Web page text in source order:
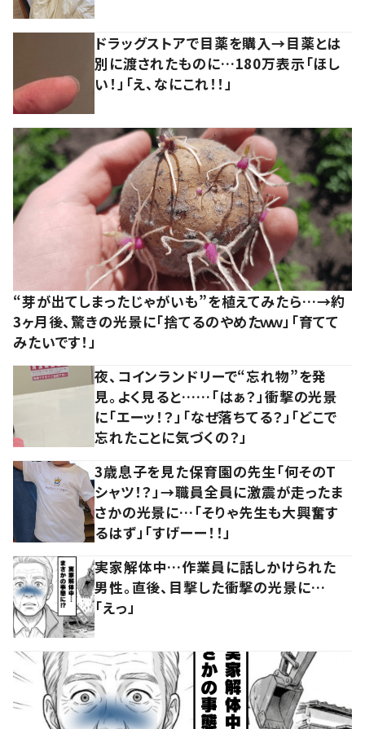
ドラッグストアで目薬を購入→目薬とは
別に渡されたものに…180万表示「ほし
い！」「え、なにこれ！！」
“芽が出てしまったじゃがいも”を植えてみたら…→約
3ヶ月後、驚きの光景に「捨てるのやめたｗｗ」「育てて
みたいです！」
夜、コインランドリーで“忘れ物”を発
見。よく見ると……「はぁ？」衝撃の光景
に「エーッ！？」「なぜ落ちてる？」「どこで
忘れたことに気づくの？」
3歳息子を見た保育園の先生「何そのT
シャツ！？」→職員全員に激震が走ったま
さかの光景に…「そりゃ先生も大興奮す
るはず」「すげーー！！」
実家解体中…作業員に話しかけられた
男性。直後、目撃した衝撃の光景に…
「えっ」